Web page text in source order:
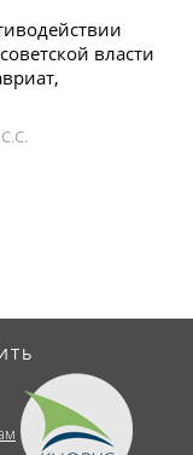
власти